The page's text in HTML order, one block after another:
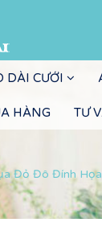
DÀI CƯỚI
HÀNG TƯ
Đỏ Đô Đính